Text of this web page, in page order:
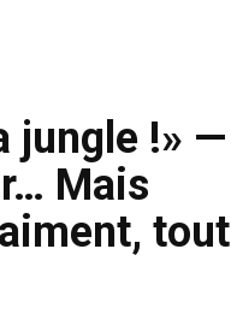
jungle !» —
Mais
tout